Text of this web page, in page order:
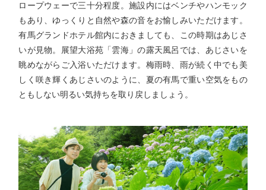
ロープウェーで三十分程度。施設内にはベンチやハンモック
もあり、ゆっくりと自然や森の音をお愉しみいただけます。
有馬グランドホテル館内におきましても、この時期はあじさ
いが見物。展望大浴苑「雲海」の露天風呂では、あじさいを
眺めながらご入浴いただけます。梅雨時、雨が続く中でも美
しく咲き輝くあじさいのように、夏の有馬で重い空気をもの
ともしない明るい気持ちを取り戻しましょう。